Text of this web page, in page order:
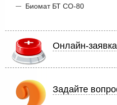
Биомат БТ СО-80
Онлайн-
Задайте